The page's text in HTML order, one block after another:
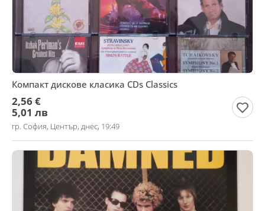
Компакт дискове класика CDs Classics
2,56 €
5,01 лв
гр. София, Център, днес, 19:49